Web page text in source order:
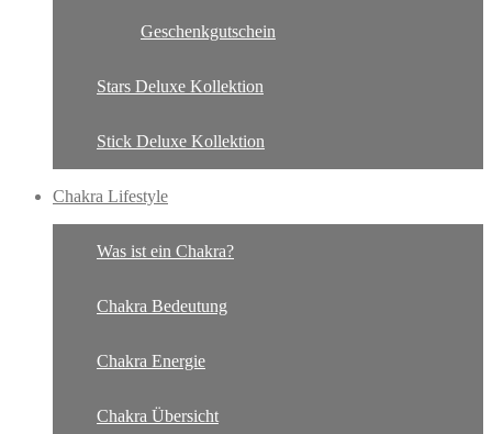
Geschenkgutschein
Stars Deluxe Kollektion
Stick Deluxe Kollektion
Chakra Lifestyle
Was ist ein Chakra?
Chakra Bedeutung
Chakra Energie
Chakra Übersicht